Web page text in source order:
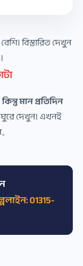
বিস্তারিত দেখুন
মান প্রতিদিন
দেখুন। এখনই
01315-